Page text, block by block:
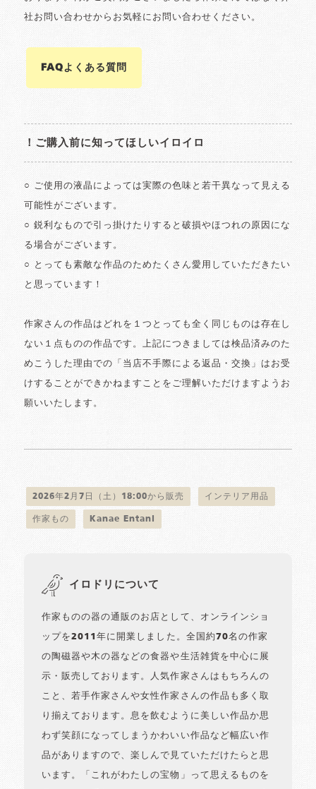
社お問い合わせからお気軽にお問い合わせください。
FAQよくある質問
！ご購入前に知ってほしいイロイロ
○ ご使用の液晶によっては実際の色味と若干異なって見える
可能性がございます。
○ 鋭利なもので引っ掛けたりすると破損やほつれの原因にな
る場合がございます。
○ とっても素敵な作品のためたくさん愛用していただきたい
と思っています！
作家さんの作品はどれを１つとっても全く同じものは存在し
ない１点ものの作品です。上記につきましては検品済みのた
めこうした理由での「当店不手際による返品・交換」はお受
けすることができかねますことをご理解いただけますようお
願いいたします。
2026年2月7日（土）18:00から販売 インテリア用品
作家もの Kanae Entani
イロドリについて
作家ものの器の通販のお店として、オンラインショ
ップを2011年に開業しました。全国約70名の作家
の陶磁器や木の器などの食器や生活雑貨を中心に展
示・販売しております。人気作家さんはもちろんの
こと、若手作家さんや女性作家さんの作品も多く取
り揃えております。息を飲むように美しい作品か思
わず笑顔になってしまうかわいい作品など幅広い作
品がありますので、楽しんで見ていただけたらと思
います。「これがわたしの宝物」って思えるものを